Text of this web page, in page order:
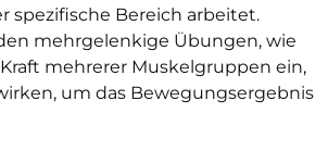
spezifische Bereich arbeitet.
mehrgelenkige Übungen, wie
mehrerer Muskelgruppen ein,
um das Bewegungsergebnis